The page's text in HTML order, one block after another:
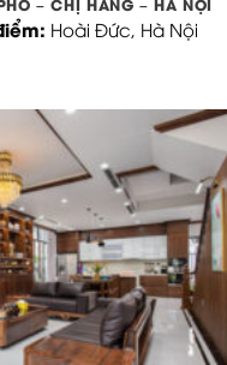
Hoài Đức, Hà Nội